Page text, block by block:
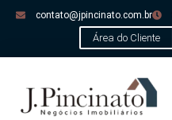
contato@jpincinato.com.br
Área do Cliente